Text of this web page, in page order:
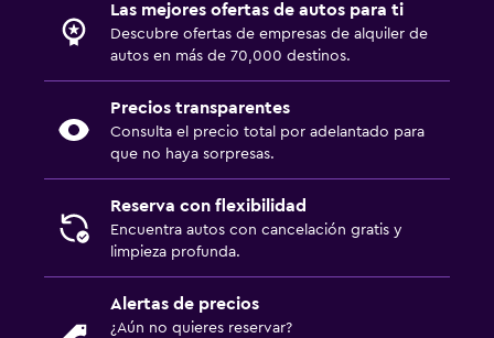
Las mejores ofertas de autos para ti
Descubre ofertas de empresas de alquiler de
autos en más de 70,000 destinos.
Precios transparentes
Consulta el precio total por adelantado para
que no haya sorpresas.
Reserva con flexibilidad
Encuentra autos con cancelación gratis y
limpieza profunda.
Alertas de precios
¿Aún no quieres reservar?